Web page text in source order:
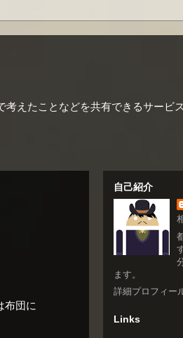
えたことなどを共有できるサービ
布団に
自己紹介
ます。
詳細プロフィー
Links